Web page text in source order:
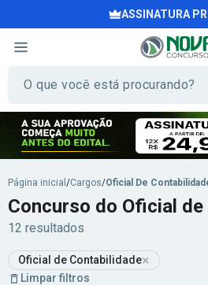
ASSINATURA
Página inicial /Cargos/Oficial De
Concurso do Oficial
12 resultados
Oficial de Contabilidade×
Limpar filtros